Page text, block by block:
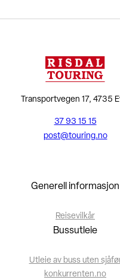
Transportvegen 17, 4735
37 93 15 15
post@touring.no
Generell informasjon
Reisevilkår
Bussutleie
Utleie av buss uten
konkurrenten.no